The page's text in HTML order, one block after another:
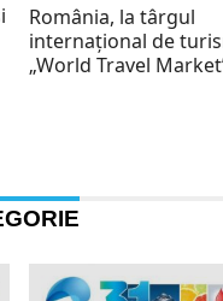
România, la târgul
internațional de
„World Travel